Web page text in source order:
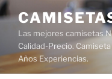
Saltar
al
contenido
Las mejores camisetas
Calidad-Precio.
Años Experiencias.